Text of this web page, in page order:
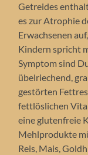
Getreides
es zur Atrophie
Erwachsenen
Kindern spricht
Symptom sind
übelriechend,
gestörten
fettlöslichen
eine glutenfreie
Mehlprodukte
Reis, Mais,